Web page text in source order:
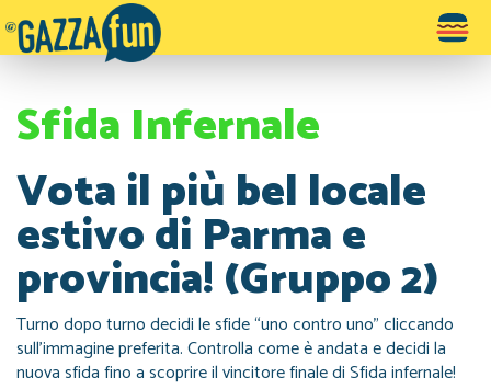
Toggle
Sfida Infernale
Vota il più bel locale
estivo di Parma e
provincia! (Gruppo 2)
Turno dopo turno decidi le sfide “uno contro uno” cliccando
sull’immagine preferita. Controlla come è andata e decidi la
nuova sfida fino a scoprire il vincitore finale di Sfida infernale!